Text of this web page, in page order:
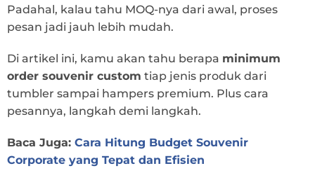
Padahal, kalau tahu MOQ-nya dari awal, proses
pesan jadi jauh lebih mudah.
Di artikel ini, kamu akan tahu berapa minimum
order souvenir custom tiap jenis produk dari
tumbler sampai hampers premium. Plus cara
pesannya, langkah demi langkah.
Baca Juga: Cara Hitung Budget Souvenir
Corporate yang Tepat dan Efisien